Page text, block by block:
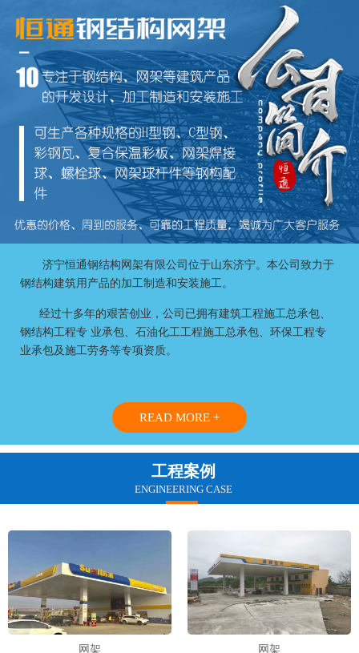
济宁恒通钢结构网架有限公司 位于山东济宁。本公司致力于
钢结构建筑用产品的加工制造和安装施工。
经过十多年的艰苦创业，公司已拥有建筑工程施工总承包、
钢结构工程专 业承包、石油化工工程施工总承包、环保工程专
业承包及施工劳务等专项资质。
READ MORE +
工程案例
ENGINEERING CASE
网架 网架